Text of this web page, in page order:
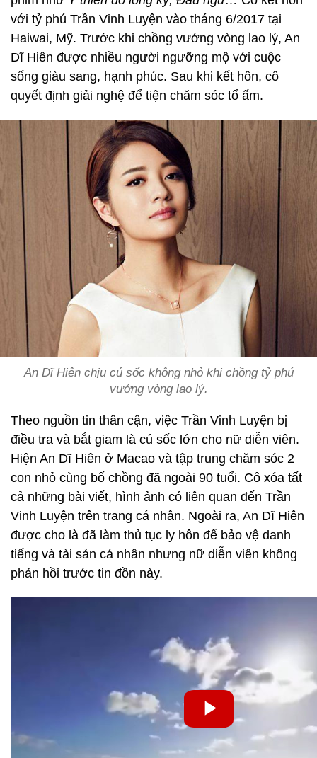
với tỷ phú Trần Vinh Luyện vào tháng 6/2017 tại
Haiwai, Mỹ. Trước khi chồng vướng vòng lao lý, An
Dĩ Hiên được nhiều người ngưỡng mộ với cuộc
sống giàu sang, hạnh phúc. Sau khi kết hôn, cô
quyết định giải nghệ để tiện chăm sóc tổ ấm.
An Dĩ Hiên chịu cú sốc không nhỏ khi chồng tỷ phú
vướng vòng lao lý.
Theo nguồn tin thân cận, việc Trần Vinh Luyện bị
điều tra và bắt giam là cú sốc lớn cho nữ diễn viên.
Hiện An Dĩ Hiên ở Macao và tập trung chăm sóc 2
con nhỏ cùng bố chồng đã ngoài 90 tuổi. Cô xóa tất
cả những bài viết, hình ảnh có liên quan đến Trần
Vinh Luyện trên trang cá nhân. Ngoài ra, An Dĩ Hiên
được cho là đã làm thủ tục ly hôn để bảo vệ danh
tiếng và tài sản cá nhân nhưng nữ diễn viên không
phản hồi trước tin đồn này.